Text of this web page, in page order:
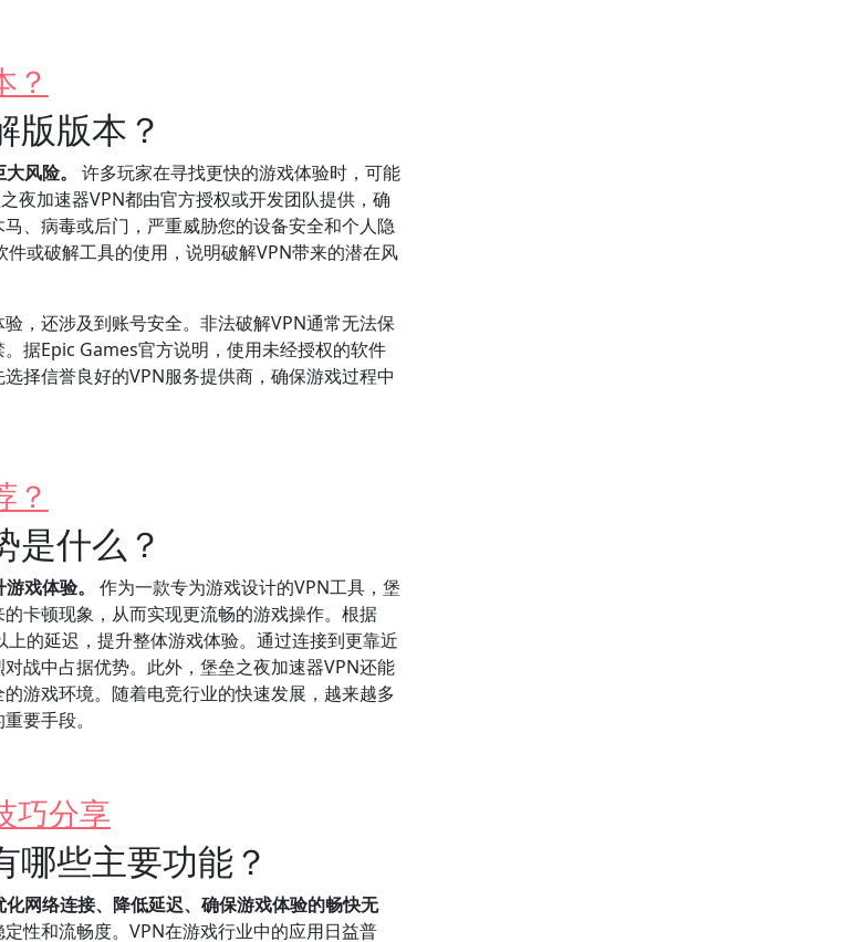
？
版版本？
风险。
许多玩家在寻找更快的游戏体验时，可能
夜加速器VPN都由官方授权或开发团队提供，确
、病毒或后门，严重威胁您的设备安全和个人隐
或破解工具的使用，说明破解VPN带来的潜在风
，还涉及到账号安全。非法破解VPN通常无法保
据Epic Games官方说明，使用未经授权的软件
择信誉良好的VPN服务提供商，确保游戏过程中
？
是什么？
戏体验。
作为一款专为游戏设计的VPN工具，堡
卡顿现象，从而实现更流畅的游戏操作。根据
的延迟，提升整体游戏体验。通过连接到更靠近
战中占据优势。此外，堡垒之夜加速器VPN还能
游戏环境。随着电竞行业的快速发展，越来越多
要手段。
巧分享
哪些主要功能？
网络连接、降低延迟、确保游戏体验的畅快无
性和流畅度。VPN在游戏行业中的应用日益普